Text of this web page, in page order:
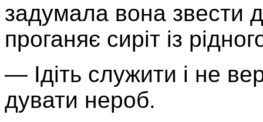
задумала вона звести
проганяє сиріт із
— Ідіть служити і не
дувати нероб.